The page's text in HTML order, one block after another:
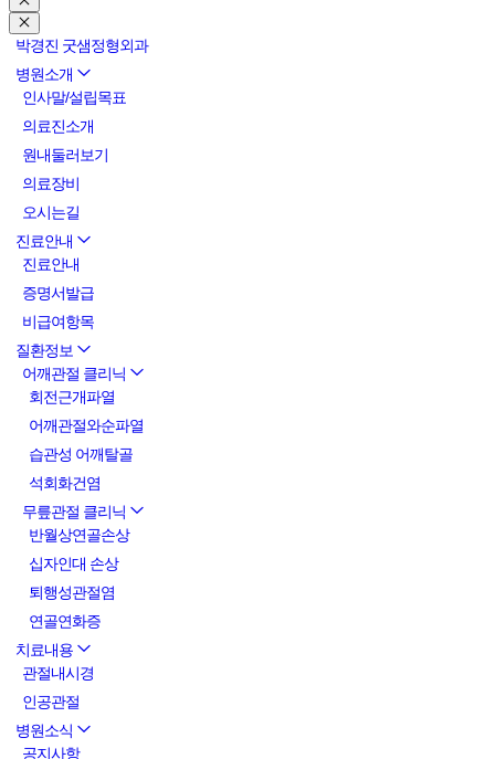
박경진 굿샘정형외과
병원소개
인사말/설립목표
의료진소개
원내둘러보기
의료장비
오시는길
진료안내
진료안내
증명서발급
비급여항목
질환정보
어깨관절 클리닉
회전근개파열
어깨관절와순파열
습관성 어깨탈골
석회화건염
무릎관절 클리닉
반월상연골손상
십자인대 손상
퇴행성관절염
연골연화증
치료내용
관절내시경
인공관절
병원소식
공지사항